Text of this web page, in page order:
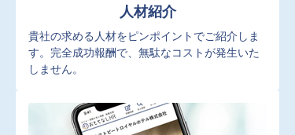
人材紹介
貴社の求める人材をピンポイントでご紹介しま
す。完全成功報酬で、無駄なコストが発生いた
しません。